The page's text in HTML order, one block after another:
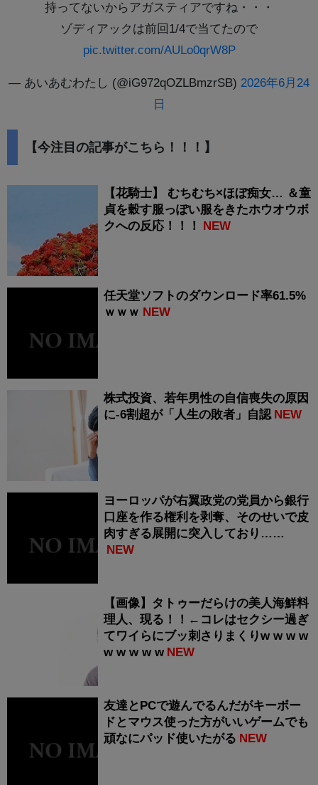
持ってないからアガスティアですね・・・
ゾディアックは前回1/4で当てたので
pic.twitter.com/AULo0qrW8P
— あいあむわたし (@iG972qOZLBmzrSB) 2026年6月24
日
【今注目の記事がこちら！！！】
【花騎士】 むちむち×ほぼ痴女… ＆童
貞を穀す服っぽい服をきたホウオウボ
クへの反応！！！
NEW
任天堂ソフトのダウンロード率61.5%
ｗｗｗ NEW
株式投資、若年男性の自信喪失の原因
に-6割超が「人生の敗者」自認 NEW
ヨーロッパが右翼政党の党員から銀行
口座を作る権利を剥奪、そのせいで皮
肉すぎる展開に突入しており……
NEW
【画像】タトゥーだらけの美人海鮮料
理人、現る！！←コレはセクシー過ぎ
てワイらにブッ刺さりまくりw w w w
w w w w w NEW
友達とPCで遊んでるんだがキーボー
ドとマウス使った方がいいゲームでも
頑なにパッド使いたがる NEW